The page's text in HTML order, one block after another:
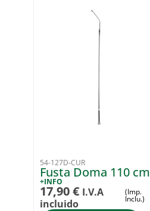
54-127D-CUR
Fusta Doma 110 cm
+INFO
17,90€ I.V.A
incluido
(Imp.
Inclu.)